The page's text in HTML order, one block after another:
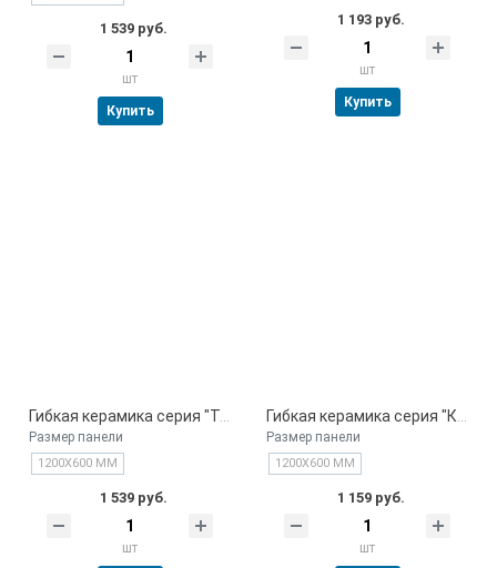
1 539 руб.
шт
Купить
1 193 руб.
шт
Купить
Гибкая керамика серия "Травертин желтый" Китай
Размер панели
1200Х600 ММ
1 539 руб.
шт
Гибкая керамика серия "Камень серый" Китай
Размер панели
1200Х600 ММ
1 159 руб.
шт